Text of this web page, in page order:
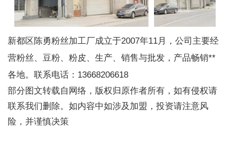
新都区陈勇粉丝加工厂成立于2007年11月，公司主要经
营粉丝、豆粉、粉皮、生产、销售与批发，产品畅销**
各地。联系电话：13668206618
部分图文转载自网络，版权归原作者所有，如有侵权请
联系我们删除。如内容中如涉及加盟，投资请注意风
险，并谨慎决策